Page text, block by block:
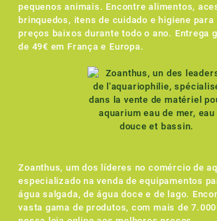
pequenos animais. Encontre alimentos,
brinquedos, itens de cuidado e higiene para
preços baixos durante todo o ano. Entrega
de 49€ em França e Europa.
Zoanthus, um dos líderes no comércio de
especializado na venda de equipamentos
água salgada, de água doce e de lago.
vasta gama de produtos, com mais de